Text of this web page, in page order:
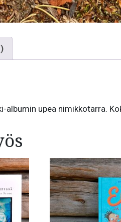
albumin upea nimikkotarra.